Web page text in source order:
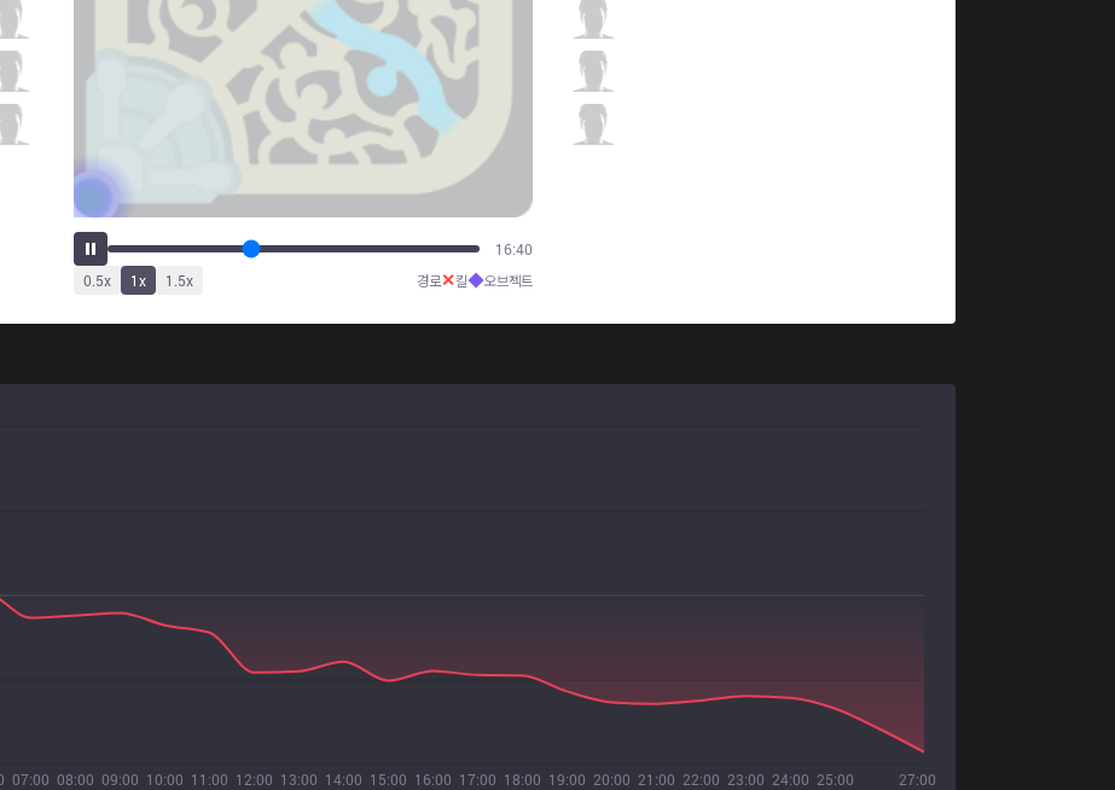
20:40
0.5x 1x 1.5x 경로✕킬◆오브젝트
07:00 08:00 09:00 10:00 11:00 12:00 13:00 14:00 15:00 16:00 17:00 18:00 19:00 20:00 21:00 22:00 23:00 24:00 25:00 27:00